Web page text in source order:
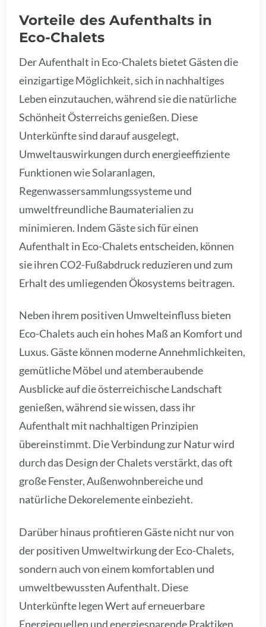
Vorteile des Aufenthalts in
Eco-Chalets
Der Aufenthalt in Eco-Chalets bietet Gästen die
einzigartige Möglichkeit, sich in nachhaltiges
Leben einzutauchen, während sie die natürliche
Schönheit Österreichs genießen. Diese
Unterkünfte sind darauf ausgelegt,
Umweltauswirkungen durch energieeffiziente
Funktionen wie Solaranlagen,
Regenwassersammlungssysteme und
umweltfreundliche Baumaterialien zu
minimieren. Indem Gäste sich für einen
Aufenthalt in Eco-Chalets entscheiden, können
sie ihren CO2-Fußabdruck reduzieren und zum
Erhalt des umliegenden Ökosystems beitragen.
Neben ihrem positiven Umwelteinfluss bieten
Eco-Chalets auch ein hohes Maß an Komfort und
Luxus. Gäste können moderne Annehmlichkeiten,
gemütliche Möbel und atemberaubende
Ausblicke auf die österreichische Landschaft
genießen, während sie wissen, dass ihr
Aufenthalt mit nachhaltigen Prinzipien
übereinstimmt. Die Verbindung zur Natur wird
durch das Design der Chalets verstärkt, das oft
große Fenster, Außenwohnbereiche und
natürliche Dekorelemente einbezieht.
Darüber hinaus profitieren Gäste nicht nur von
der positiven Umweltwirkung der Eco-Chalets,
sondern auch von einem komfortablen und
umweltbewussten Aufenthalt. Diese
Unterkünfte legen Wert auf erneuerbare
Energiequellen und energiesparende Praktiken,